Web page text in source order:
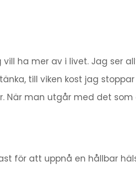
ha mer av i livet. Jag ser
till viken kost jag
När man utgår med det
för att uppnå en hållbar